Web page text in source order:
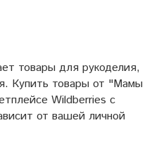
товары для рукоделия,
Купить товары от "Мамы
Wildberries с
от вашей личной